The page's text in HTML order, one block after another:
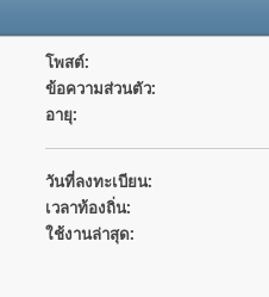
โพสต์:
ข้อความส่วนตัว:
อายุ:
วันที่ลงทะเบียน:
เวลาท้องถิ่น:
ใช้งานล่าสุด: